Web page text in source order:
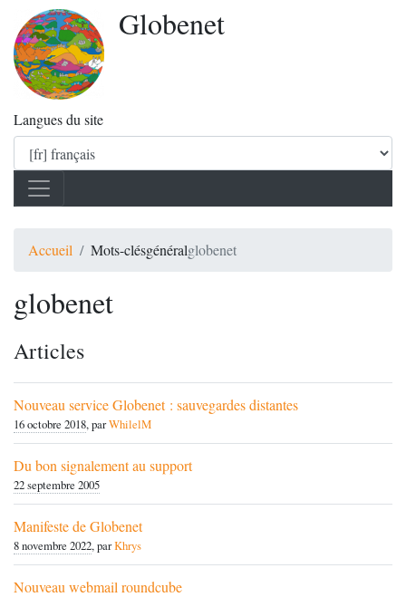
Globenet
Langues du site
Accueil Mots-clésgénéralglobenet
globenet
Articles
Nouveau service Globenet : sauvegardes distantes
16 octobre 2018, parWhilelM
Du bon signalement au support
22 septembre 2005
Manifeste de Globenet
8 novembre 2022, parKhrys
Nouveau webmail roundcube